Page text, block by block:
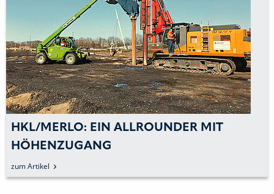
HKL/MERLO: EIN ALLROUNDER MIT
HÖHENZUGANG
UNTERSTÜTZT
zum Artikel